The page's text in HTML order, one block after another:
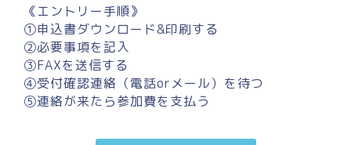
《エントリー手順》
①申込書ダウンロード&印刷する
②必要事項を記入
③FAXを送信する
④受付確認連絡（電話orメール）を待つ
⑤連絡が来たら参加費を支払う